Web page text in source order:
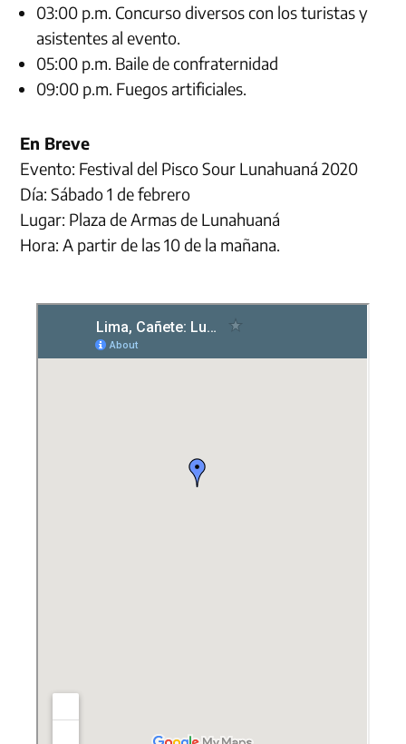
03:00 p.m. Concurso diversos con los turistas y
asistentes al evento.
05:00 p.m. Baile de confraternidad
09:00 p.m. Fuegos artificiales.
En Breve
Evento: Festival del Pisco Sour Lunahuaná 2020
Día: Sábado 1 de febrero
Lugar: Plaza de Armas de Lunahuaná
Hora: A partir de las 10 de la mañana.